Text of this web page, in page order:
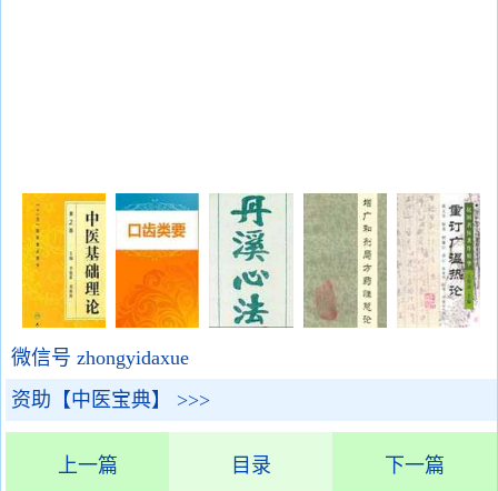
微信号 zhongyidaxue
资助【中医宝典】 >>>
上一篇 目录 下一篇